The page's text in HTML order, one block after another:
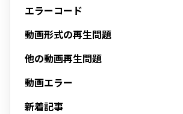
エラーコード
動画形式の再生問題
他の動画再生問題
動画エラー
新着記事